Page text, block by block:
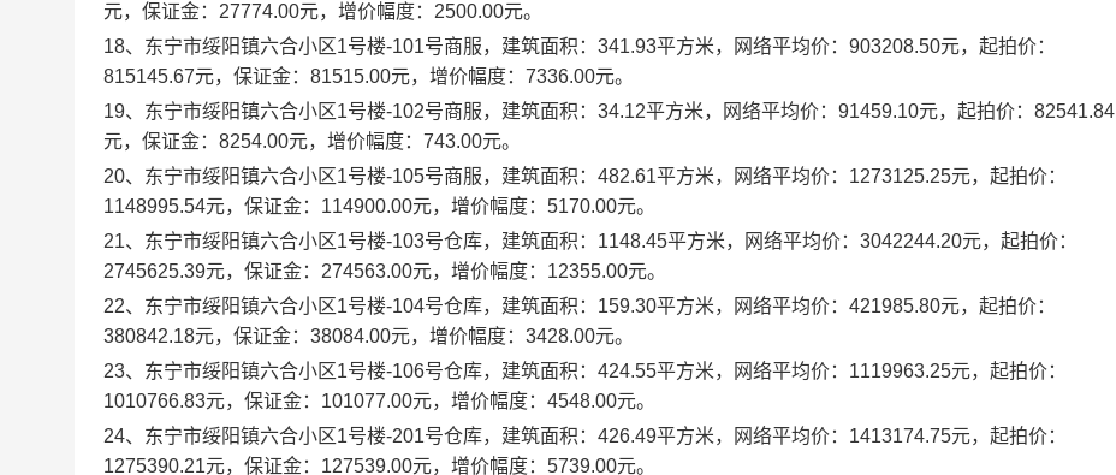
元，保证金：27774.00元，增价幅度：2500.00元。
18、东宁市绥阳镇六合小区1号楼-101号商服，建筑面积：341.93平方米，网络平均价：903208.50元，起拍价：
815145.67元，保证金：81515.00元，增价幅度：7336.00元。
19、东宁市绥阳镇六合小区1号楼-102号商服，建筑面积：34.12平方米，网络平均价：91459.10元，起拍价：82541.84
元，保证金：8254.00元，增价幅度：743.00元。
20、东宁市绥阳镇六合小区1号楼-105号商服，建筑面积：482.61平方米，网络平均价：1273125.25元，起拍价：
1148995.54元，保证金：114900.00元，增价幅度：5170.00元。
21、东宁市绥阳镇六合小区1号楼-103号仓库，建筑面积：1148.45平方米，网络平均价：3042244.20元，起拍价：
2745625.39元，保证金：274563.00元，增价幅度：12355.00元。
22、东宁市绥阳镇六合小区1号楼-104号仓库，建筑面积：159.30平方米，网络平均价：421985.80元，起拍价：
380842.18元，保证金：38084.00元，增价幅度：3428.00元。
23、东宁市绥阳镇六合小区1号楼-106号仓库，建筑面积：424.55平方米，网络平均价：1119963.25元，起拍价：
1010766.83元，保证金：101077.00元，增价幅度：4548.00元。
24、东宁市绥阳镇六合小区1号楼-201号仓库，建筑面积：426.49平方米，网络平均价：1413174.75元，起拍价：
1275390.21元，保证金：127539.00元，增价幅度：5739.00元。